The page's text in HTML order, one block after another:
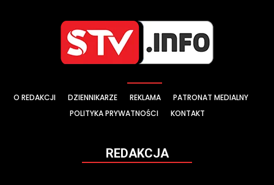
O REDAKCJI DZIENNIKARZE REKLAMA
PATRONAT MEDIALNY
POLITYKA PRYWATNOŚCI
KONTAKT
REDAKCJA